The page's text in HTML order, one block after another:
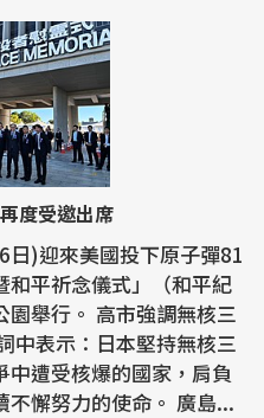
度受邀出席
)迎來美國投下原子彈81
和平祈念儀式」（和平紀
強調無核三
遭受核爆的國家，肩負
著為實現無核武器世界而繼續不懈努力的使命。 廣島...